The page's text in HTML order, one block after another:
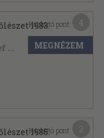
1983.
...
Kapható pont:
MEGNÉZEM
1985.
Kapható pont: